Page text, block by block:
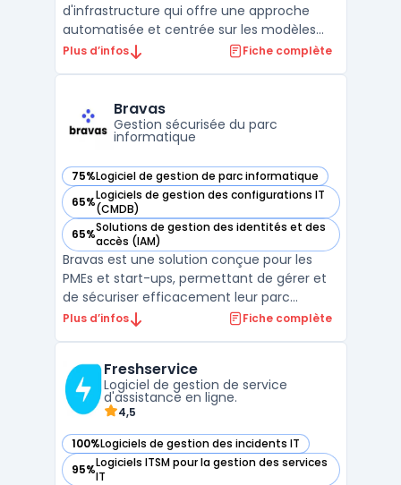
d'infrastructure qui offre une approche
automatisée et centrée sur les modèles
pour la gestion des ressources
efficacité et une flexibilité accrues.Grâce à
HPE OneView, les organi ...
Plus d’infos Fiche complète
Bravas
Gestion sécurisée du parc
informatique
75%Logiciel de gestion de parc informatique
— voir Bravas dans cette catégorie
65%Logiciels de gestion des configurations IT
(CMDB)
— voir Bravas dans cette catégorie
65%Solutions de gestion des identités et des
accès (IAM)
— voir Bravas dans cette catégorie
Bravas est une solution conçue pour les
PMEs et start-ups, permettant de gérer et
de sécuriser efficacement leur parc
informatique. Grâce à une interface simple
ainsi à la réduction des risques liés à la
cybersécur ...
Plus d’infos Fiche complète
Freshservice
Logiciel de gestion de service
d'assistance en ligne.
4,5
100%Logiciels de gestion des incidents IT
— voir Freshservice dans cette catégorie
95%Logiciels ITSM pour la gestion des services
IT
— voir Freshservice dans cette catégorie